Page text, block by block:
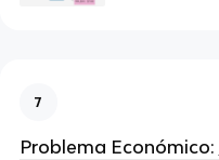
7
Problema Económico: